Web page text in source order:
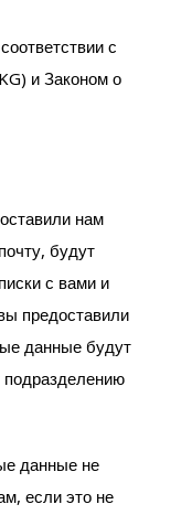
с
и Законом о
нам
будут
с вами и
предоставили
данные будут
подразделению
данные не
если это не